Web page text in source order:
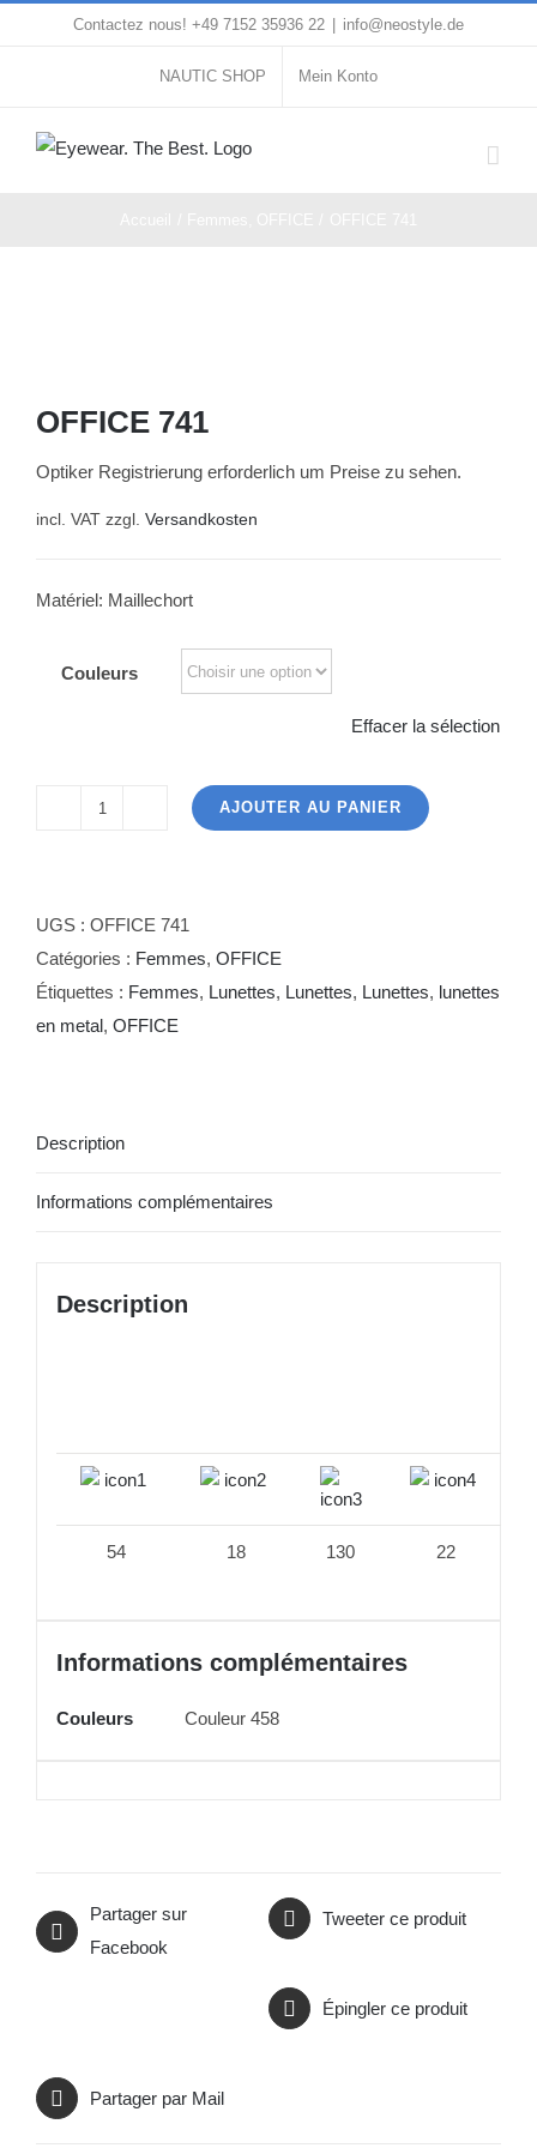
Contactez nous! +49 7152 35936 22 info@neostyle.de
NAUTIC SHOP Mein Konto
OFFICE 741
Optiker Registrierung erforderlich um Preise zu sehen.
incl. VAT zzgl. Versandkosten
Matériel: Maillechort
Couleurs
Effacer la sélection
741
AJOUTER AU PANIER
UGS : OFFICE 741
Catégories : Femmes, OFFICE
Étiquettes : Femmes, Lunettes, Lunettes, Lunettes, lunettes
en metal, OFFICE
Description
Informations complémentaires
Description
54 18 130 22
Informations complémentaires
Couleurs Couleur 458
Partager sur
Facebook
Tweeter ce produit
Épingler ce produit
Partager par Mail